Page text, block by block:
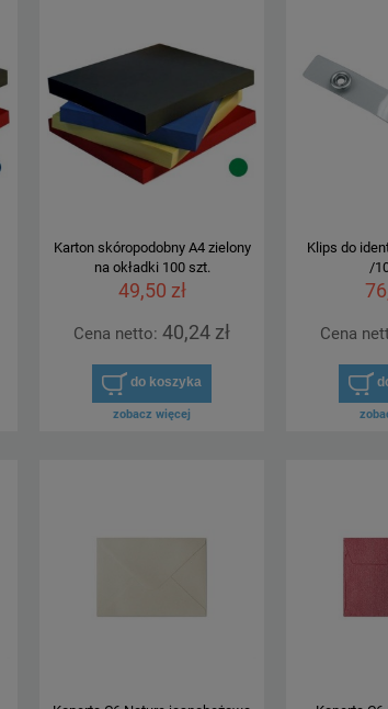
Karton skóropodobny A4 zielony
na okładki 100 szt.
49,50 zł
Cena netto: 40,24 zł
do koszyka
zobacz więcej
Klips do
/
Cena